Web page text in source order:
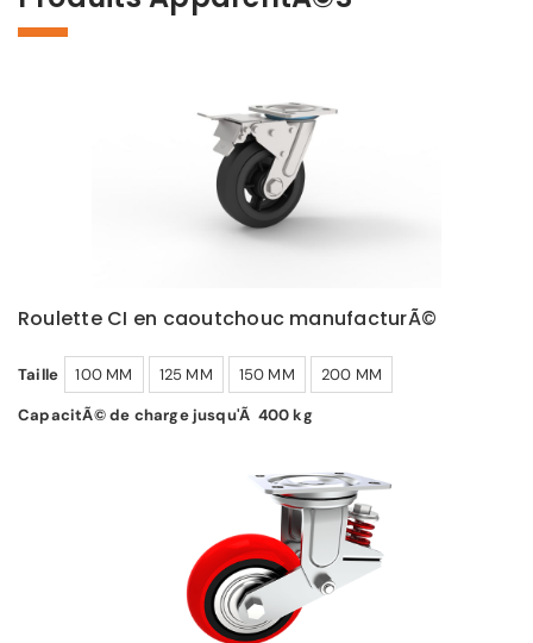
Roulette CI en caoutchouc manufacturÃ©
Taille 100 MM 125 MM 150 MM
200 MM
CapacitÃ© de charge jusqu'Ã 400 kg